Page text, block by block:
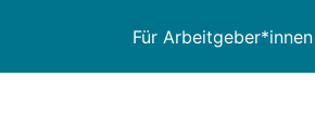
Für Arbeitgeber*innen